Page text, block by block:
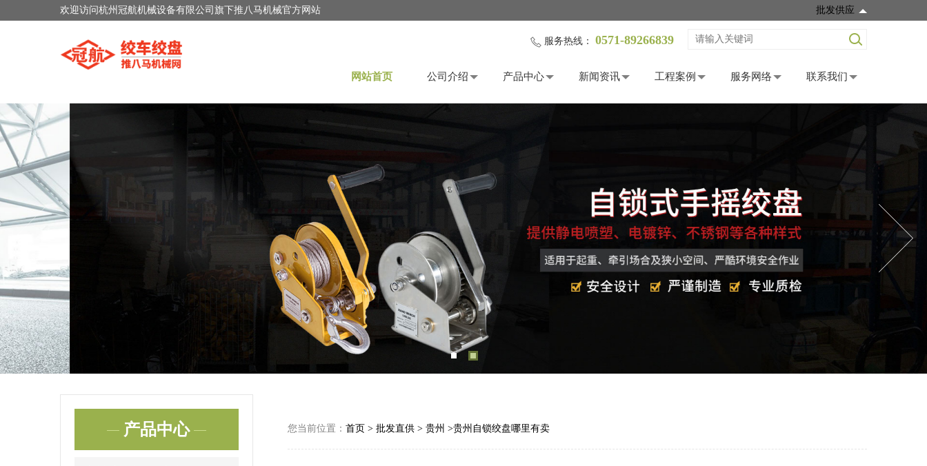
欢迎访问杭州冠航机械设备有限公司旗下推八马机械官方网站 批发供应
服务热线： 0571-89266839
网站首页 公司介绍 产品中心 新闻资讯 工程案例 服务网络 联系我们
产品中心 您当前位置： 首页 > 批发直供 > 贵州 >贵州自锁绞盘哪里有卖